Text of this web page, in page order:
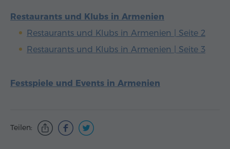
Restaurants und Klubs in Armenien
Restaurants und Klubs in Armenien | Seite 2
Restaurants und Klubs in Armenien | Seite 3
Festspiele und Events in Armenien
Teilen: